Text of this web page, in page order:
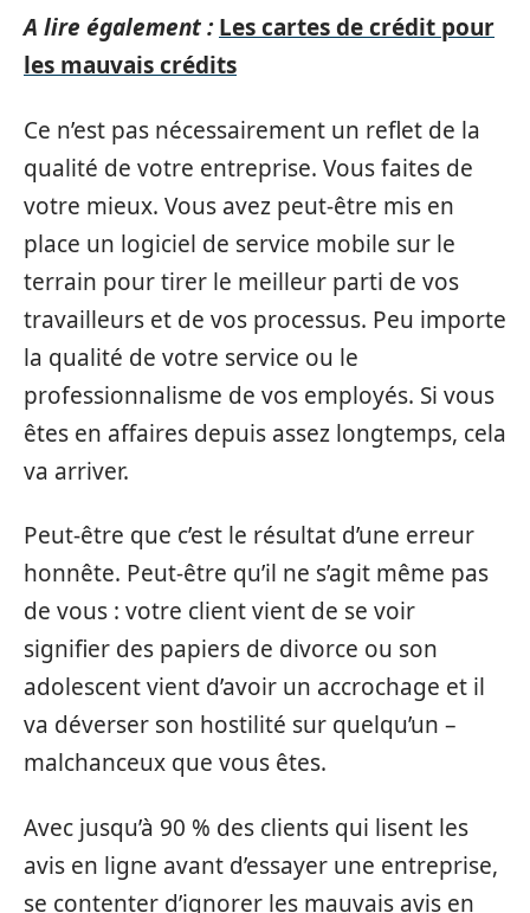
A lire également : Les cartes de crédit pour
les mauvais crédits
Ce n’est pas nécessairement un reflet de la
qualité de votre entreprise. Vous faites de
votre mieux. Vous avez peut-être mis en
place un logiciel de service mobile sur le
terrain pour tirer le meilleur parti de vos
travailleurs et de vos processus. Peu importe
la qualité de votre service ou le
professionnalisme de vos employés. Si vous
êtes en affaires depuis assez longtemps, cela
va arriver.
Peut-être que c’est le résultat d’une erreur
honnête. Peut-être qu’il ne s’agit même pas
de vous : votre client vient de se voir
signifier des papiers de divorce ou son
adolescent vient d’avoir un accrochage et il
va déverser son hostilité sur quelqu’un –
malchanceux que vous êtes.
Avec jusqu’à 90 % des clients qui lisent les
avis en ligne avant d’essayer une entreprise,
se contenter d’ignorer les mauvais avis en